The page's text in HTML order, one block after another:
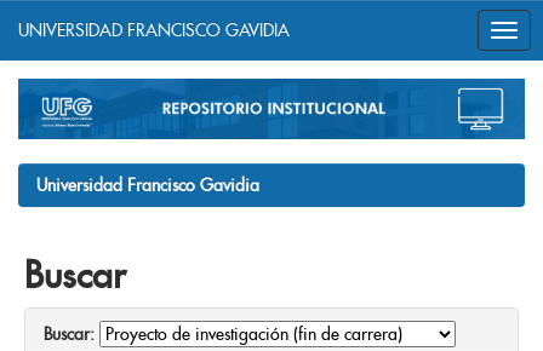
navigation
UNIVERSIDAD FRANCISCO GAVIDIA
Universidad Francisco Gavidia
Buscar
Buscar: